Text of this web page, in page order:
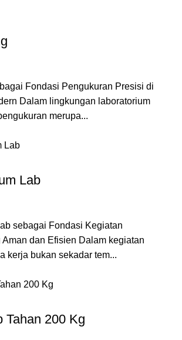
Fondasi Pengukuran Presisi di
Dalam lingkungan laboratorium
merupa...
Lab
sebagai Fondasi Kegiatan
Aman dan Efisien Dalam kegiatan
kerja bukan sekadar tem...
Tahan 200 Kg